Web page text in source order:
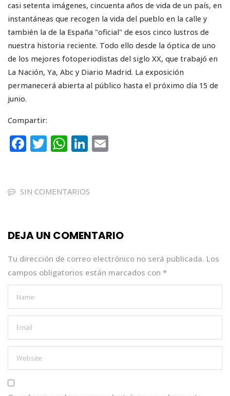
casi setenta imágenes, cincuenta años de vida de un país, en
instantáneas que recogen la vida del pueblo en la calle y
también la de la España "oficial" de esos cinco lustros de
nuestra historia reciente. Todo ello desde la óptica de uno
de los mejores fotoperiodistas del siglo XX, que trabajó en
La Nación, Ya, Abc y Diario Madrid. La exposición
permanecerá abierta al público hasta el próximo día 15 de
junio.
Compartir:
F
e
o
k
T
te
W
ts
p
Li
e
SIN COMENTARIOS
DEJA UN COMENTARIO
Tu dirección de correo electrónico no será publicada. Los
campos obligatorios están marcados con *